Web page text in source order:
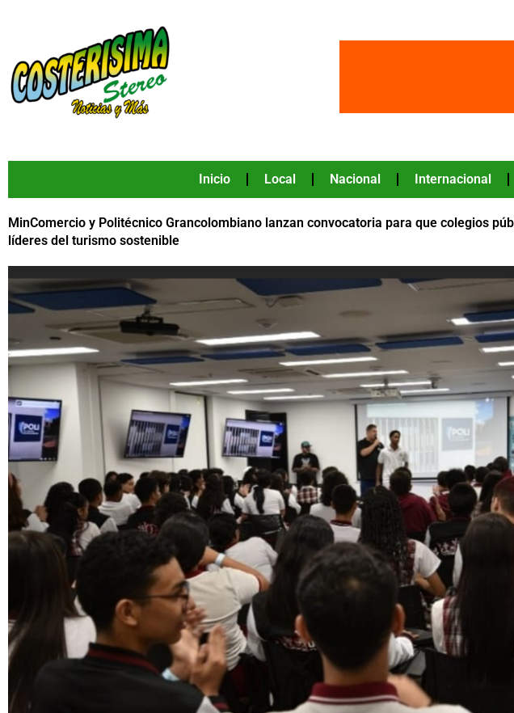
contenido
Inicio Local Nacional Internacional
MinComercio y Politécnico Grancolombiano lanzan convocatoria para que colegios
líderes del turismo sostenible